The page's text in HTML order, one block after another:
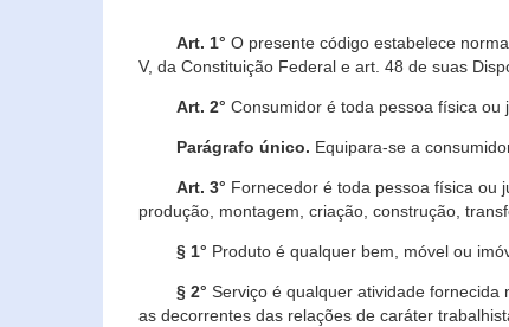
Art. 1° O presente código estabelece
V, da Constituição Federal e art. 48 de suas
Art. 2° Consumidor é toda pessoa física
Parágrafo único. Equipara-se a
Art. 3° Fornecedor é toda pessoa física ou
produção, montagem, criação, construção,
§ 1° Produto é qualquer bem, móvel ou
§ 2° Serviço é qualquer atividade
as decorrentes das relações de caráter